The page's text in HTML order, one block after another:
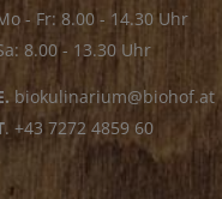
- Fr: 8.00 - 14.30 Uhr
8.00 - 13.30 Uhr
biokulinarium@biohof.at
. +43 7272 4859 60